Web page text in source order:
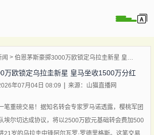
闻 伯恩茅斯豪掷3000万欧锁定乌拉圭新星 皇马坐收1500万分红
万欧锁定乌拉圭新星 皇马坐收1500万分红
年07月04日 08:09 来源：山猫直播网
重磅交易！据知名转会专家罗马诺透露，樱桃军团
埃尔切达成协议，将以2500万欧元基础转会费加500
21岁的乌拉圭中锋阿尔瓦罗·罗德里格斯。这笔交易